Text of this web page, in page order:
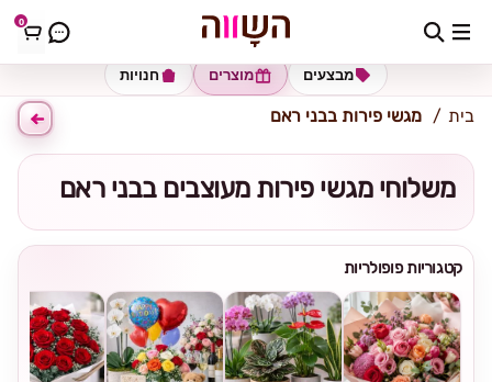
0 כתובת למשלוח הזינו כתובת
חנויות מוצרים מבצעים
בית מגשי פירות בבני ראם
משלוחי מגשי פירות מעוצבים בבני ראם
קטגוריות פופולריות